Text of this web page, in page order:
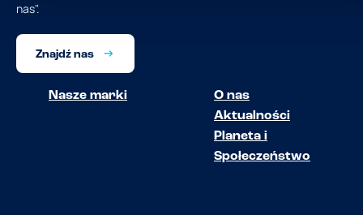
nas".
Znajdź nas
Nasze marki
O nas
Aktualności
Planeta i
Społeczeństwo